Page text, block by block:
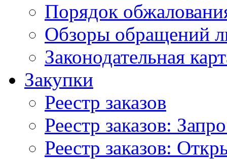
Порядок
Обзоры обращений
Законодательная
Закупки
Реестр заказов
Реестр заказов:
Реестр заказов: